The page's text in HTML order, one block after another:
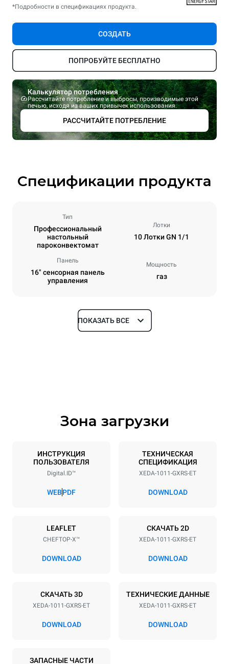
*Подробности в спецификациях продукта.
СОЗДАТЬ
ПОПРОБУЙТЕ БЕСПЛАТНО
Калькулятор потребления
Рассчитайте потребление и выбросы, производимые этой
печью, исходя из ваших привычек использования.
РАССЧИТАЙТЕ ПОТРЕБЛЕНИЕ
Спецификации продукта
Тип
Профессиональный
настольный
пароконвектомат
Лотки
10 Лотки GN 1/1
Панель
16" сенсорная панель
управления
Мощность
газ
Размеры
Спецификации противней
10 GN 1/1
Расстояние между лотками
67 mm
Напряжение Příkon
Частота Мощность газ
Тип вилки
Schuko | ✓
Потребление в кВт·ч
ПОКАЗАТЬ ВСЕ
Зона загрузки
ИНСТРУКЦИЯ
ПОЛЬЗОВАТЕЛЯ
Digital.ID™
WEBPDF
ТЕХНИЧЕСКАЯ
СПЕЦИФИКАЦИЯ
XEDA-1011-GXRS-ET
DOWNLOAD
LEAFLET
CHEFTOP-X™
DOWNLOAD
СКАЧАТЬ 2D
XEDA-1011-GXRS-ET
DOWNLOAD
СКАЧАТЬ 3D
XEDA-1011-GXRS-ET
DOWNLOAD
ТЕХНИЧЕСКИЕ ДАННЫЕ
XEDA-1011-GXRS-ET
DOWNLOAD
ЗАПАСНЫЕ ЧАСТИ